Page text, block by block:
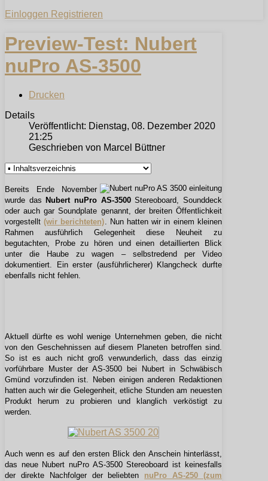
Einloggen Registrieren
Preview-Test: Nubert
nuPro AS-3500
Drucken
Details
Veröffentlicht: Dienstag, 08. Dezember 2020
21:25
Geschrieben von Marcel Büttner
Bereits Ende November
wurde das Nubert nuPro AS-3500Stereoboard, Sounddeck
oder auch gar Soundplate genannt, der breiten Öffentlichkeit
vorgestellt(wir berichteten). Nun hatten wir in einem kleinen
Rahmen ausführlich Gelegenheit diese Neuheit zu
begutachten, Probe zu hören und einen detaillierten Blick
unter die Haube zu wagen – selbstredend per Video
dokumentiert. Ein erster (ausführlicherer) Klangcheck durfte
ebenfalls nicht fehlen.
Aktuell dürfte es wohl wenige Unternehmen geben, die nicht
von den Geschehnissen auf diesem Planeten betroffen sind.
So ist es auch nicht groß verwunderlich, dass das einzig
vorführbare Muster der AS-3500 bei Nubert in Schwäbisch
Gmünd vorzufinden ist. Neben einigen anderen Redaktionen
hatten auch wir die Gelegenheit, etliche Stunden am neuesten
Produkt herum zu probieren und klanglich verköstigt zu
werden.
Auch wenn es auf den ersten Blick den Anschein hinterlässt,
das neue Nubert nuPro AS-3500 Stereoboard ist keinesfalls
der direkte Nachfolger der beliebten nuPro AS-250 (zum